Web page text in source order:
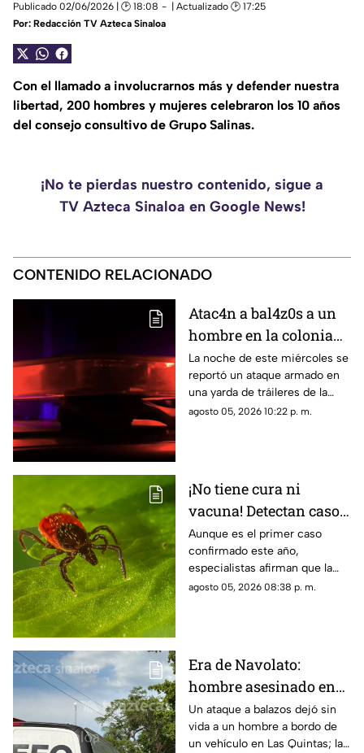
Publicado 02/06/2026 | 🕑 18:08
| Actualizado 🕑 17:25
Por: Redacción TV Azteca Sinaloa
Con el llamado a involucrarnos más y defender nuestra
libertad, 200 hombres y mujeres celebraron los 10 años
del consejo consultivo de Grupo Salinas.
¡No te pierdas nuestro contenido, sigue a
TV Azteca Sinaloa en Google News!
CONTENIDO RELACIONADO
Atac4n a bal4z0s a un
hombre en la colonia
San Rafael, en
Culiacán; ya fue
identificado
La noche de este miércoles se
reportó un ataque armado en
una yarda de tráileres de la
colonia San Rafael, en la capital
agosto 05, 2026 10:22 p. m.
¡No tiene cura ni
vacuna! Detectan caso
del virus Bourbon,
enfermedad
transmitida por
garrapatas
Aunque es el primer caso
confirmado este año,
especialistas afirman que la
enfermedad podría estar más
agosto 05, 2026 08:38 p. m.
Era de Navolato:
hombre asesinado en
Las Quintas, Culiacán,
ya fue identificado
Un ataque a balazos dejó sin
vida a un hombre a bordo de
un vehículo en Las Quintas; la